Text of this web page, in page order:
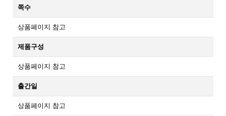
쪽수
상품페이지 참고
제품구성
상품페이지 참고
출간일
상품페이지 참고